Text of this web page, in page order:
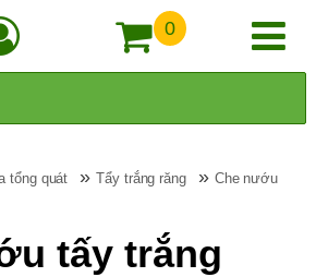
0
tổng quát »Tẩy trắng răng » Che nướu
tấy trắng